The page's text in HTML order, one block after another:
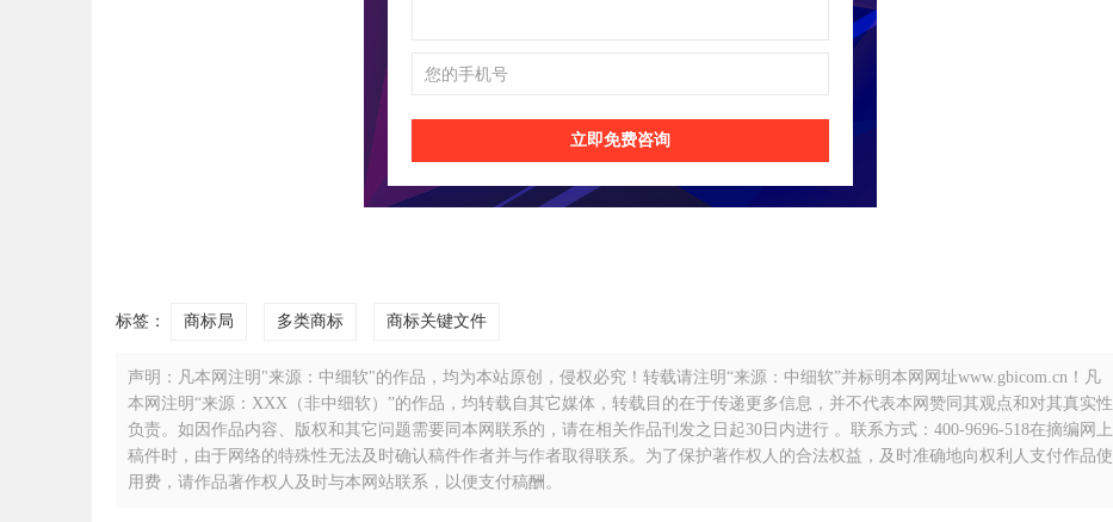
立即免费咨询
标签： 商标局 多类商标 商标关键文件
声明：凡本网注明"来源：中细软"的作品，均为本站原创，侵权必究！转载请注明“来源：中细软”并标明本网网址www.gbicom.cn！凡
本网注明“来源：XXX（非中细软）”的作品，均转载自其它媒体，转载目的在于传递更多信息，并不代表本网赞同其观点和对其真实性
负责。如因作品内容、版权和其它问题需要同本网联系的，请在相关作品刊发之日起30日内进行 。联系方式：400-9696-518在摘编网上
稿件时，由于网络的特殊性无法及时确认稿件作者并与作者取得联系。为了保护著作权人的合法权益，及时准确地向权利人支付作品使
用费，请作品著作权人及时与本网站联系，以便支付稿酬。